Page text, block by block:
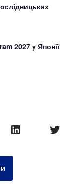
2027 у Японії